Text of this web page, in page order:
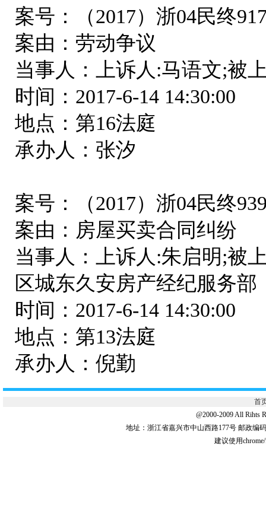
案号：（2017）浙04民终
案由：劳动争议
当事人：上诉人:马语文;被
时间：2017-6-14 14:30:00
地点：第16法庭
承办人：张汐
案号：（2017）浙04民终
案由：房屋买卖合同纠纷
当事人：上诉人:朱启明;被
区城东久安房产经纪服务部
时间：2017-6-14 14:30:00
地点：第13法庭
承办人：倪勤
首
@2000-2009 All Rihts
地址：浙江省嘉兴市中山西路177号 邮政编
建议使用